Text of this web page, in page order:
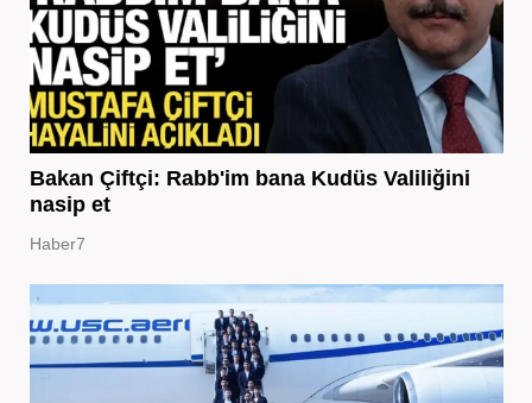
Bakan Çiftçi: Rabb'im bana Kudüs Valiliğini
nasip et
Haber7